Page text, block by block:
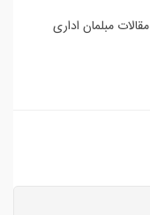
مقالات مبلمان اداری